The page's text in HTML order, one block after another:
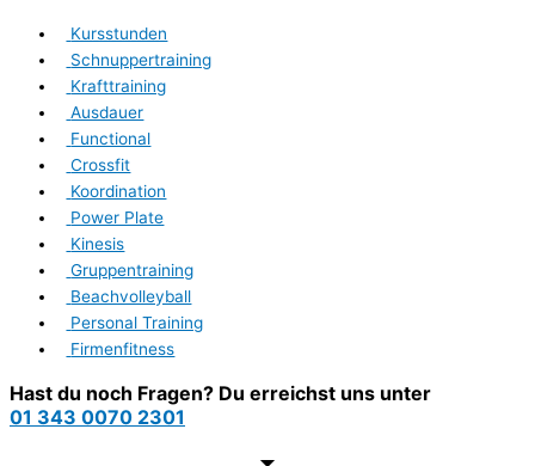
Kursstunden
Schnuppertraining
Krafttraining
Ausdauer
Functional
Crossfit
Koordination
Power Plate
Kinesis
Gruppentraining
Beachvolleyball
Personal Training
Firmenfitness
Hast du noch Fragen? Du erreichst uns unter
01 343 0070 2301